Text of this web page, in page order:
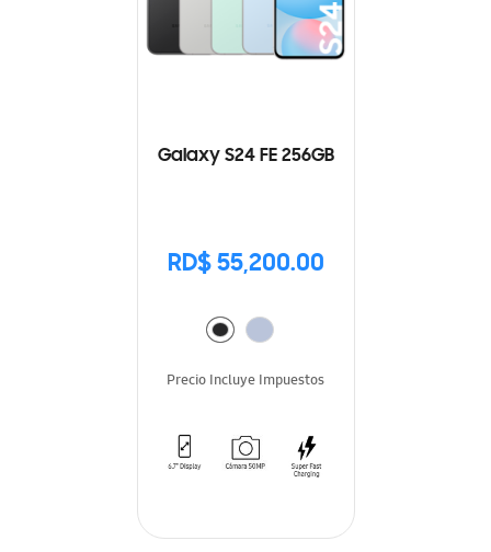
Galaxy S24 FE 256GB
RD$ 55,200.00
Precio Incluye Impuestos